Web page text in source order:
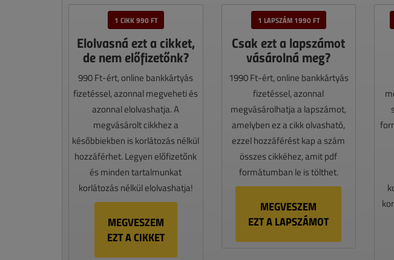
1 CIKK 990 FT
Elolvasná ezt a cikket,
de nem előfizetőnk?
990 Ft-ért, online bankkártyás
fizetéssel, azonnal megveheti és
azonnal elolvashatja. A
megvásárolt cikkhez a
későbbiekben is korlátozás nélkül
hozzáférhet. Legyen előfizetőnk
és minden tartalmunkat
korlátozás nélkül elolvashatja!
MEGVESZEM
EZT A CIKKET
1 LAPSZÁM 1990 FT
Csak ezt a lapszámot
vásárolná meg?
1990 Ft-ért, online bankkártyás
fizetéssel, azonnal
megvásárolhatja a lapszámot,
amelyben ez a cikk olvasható,
ezzel hozzáférést kap a szám
összes cikkéhez, amit pdf
formátumban le is tölthet.
MEGVESZEM
EZT A LAPSZÁMOT